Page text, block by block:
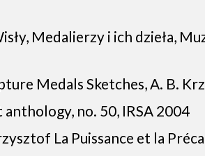
Medalierzy i ich dzieła,
Medals Sketches, A. B.
no. 50, IRSA 2004
La Puissance et la